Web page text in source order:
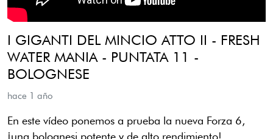
I GIGANTI DEL MINCIO ATTO II - FRESH
WATER MANIA - PUNTATA 11 -
BOLOGNESE
hace 1 año
En este vídeo ponemos a prueba la nueva Forza 6,
¡una bolognesi potente y de alto rendimiento!